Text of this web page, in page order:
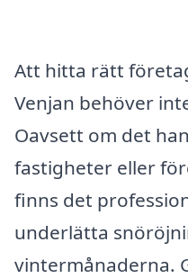
Att hitta rätt
Venjan behöver
Oavsett om det
fastigheter eller
finns det
underlätta
vintermånaderna.